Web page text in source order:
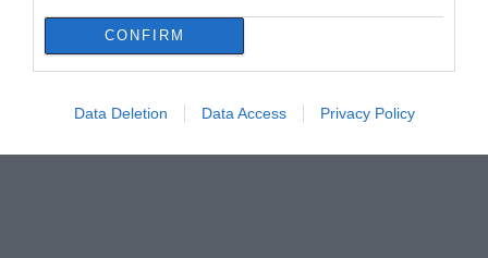
CONFIRM
Data Deletion Data Access Privacy Policy